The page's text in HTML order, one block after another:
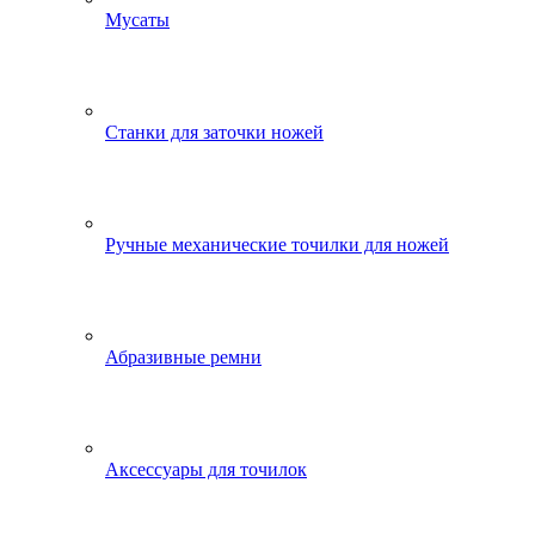
Мусаты
Станки для заточки ножей
Ручные механические точилки для ножей
Абразивные ремни
Аксессуары для точилок